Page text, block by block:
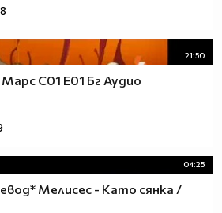
21:50
С01 Е01 Бг Аудио
04:25
Мелисес - Като сянка /